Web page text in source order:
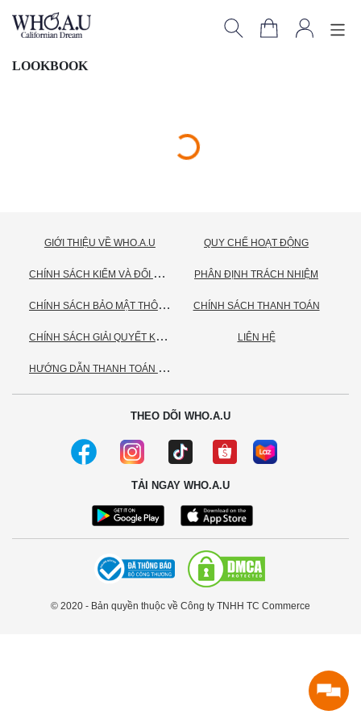
LOOKBOOK
GIỚI THIỆU VỀ WHO.A.U
C
HÍNH SÁCH KIỂM VÀ ĐỔI TRẢ HÀNG
C
HÍNH SÁCH BẢO MẬT THÔNG TIN CÁ NHÂN
C
HÍNH SÁCH GIẢI QUYẾT KHIẾU NẠI
H
ƯỚNG DẪN THANH TOÁN VNPAY
QUY CHẾ HOẠT ĐỘNG
PHÂN ĐỊNH TRÁCH NHIỆM
CHÍNH SÁCH THANH TOÁN
LIÊN HỆ
THEO DÕI WHO.A.U
TẢI NGAY WHO.A.U
© 2020 - Bản quyền thuộc về Công ty TNHH TC Commerce